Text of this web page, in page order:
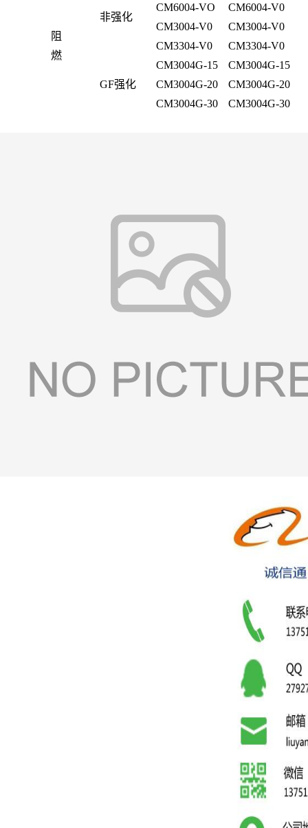
阻
燃
非强化
CM6004-VO
CM6004-V0
CM3004-V0
CM3004-V0
CM3304-V0
CM3304-V0
GF强化
CM3004G-15
CM3004G-15
CM3004G-20
CM3004G-20
CM3004G-30
CM3004G-30